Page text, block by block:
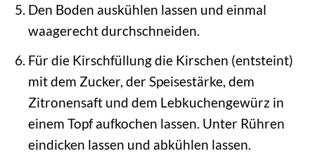
Den Boden auskühlen lassen und einmal
waagerecht durchschneiden.
Für die Kirschfüllung die Kirschen (entsteint)
mit dem Zucker, der Speisestärke, dem
Zitronensaft und dem Lebkuchengewürz in
einem Topf aufkochen lassen. Unter Rühren
eindicken lassen und abkühlen lassen.